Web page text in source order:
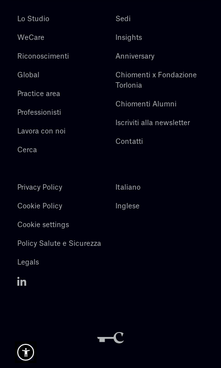
Lo Studio
WeCare
Riconoscimenti
Global
Practice area
Professionisti
Lavora con noi
Cerca
Sedi
Insights
Anniversary
Chiomenti x Fondazione
Torlonia
Chiomenti Alumni
Iscriviti alla newsletter
Contatti
Privacy Policy
Cookie Policy
Cookie settings
Policy Salute e Sicurezza
Legals
Italiano
Inglese